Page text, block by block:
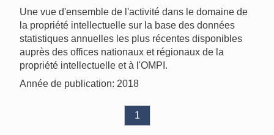
Une vue d'ensemble de l'activité dans le domaine de
la propriété intellectuelle sur la base des données
statistiques annuelles les plus récentes disponibles
auprès des offices nationaux et régionaux de la
propriété intellectuelle et à l'OMPI.
Année de publication: 2018
1